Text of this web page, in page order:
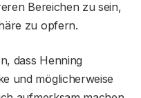
Bereichen zu sein,
zu opfern.
dass Henning
und möglicherweise